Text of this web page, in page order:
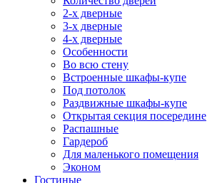
2-х дверные
3-х дверные
4-х дверные
Особенности
Во всю стену
Встроенные шкафы-купе
Под потолок
Раздвижные шкафы-купе
Открытая секция посередине
Распашные
Гардероб
Для маленького помещения
Эконом
Гостиные